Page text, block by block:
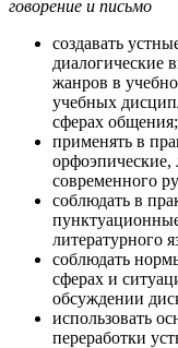
говорение и письмо
создавать
диалогические
жанров в
учебных
сферах общения;
применять в
орфоэпические,
современного
соблюдать в
литературного
соблюдать
сферах и
обсуждении
использовать
переработки